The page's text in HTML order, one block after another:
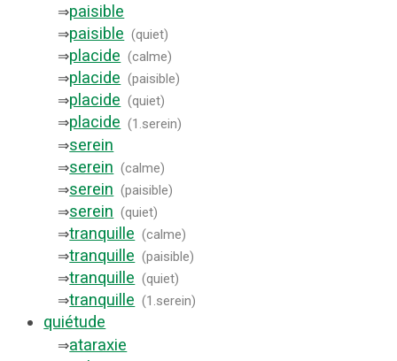
⇒paisible
⇒paisible (quiet)
⇒placide (calme)
⇒placide (paisible)
⇒placide (quiet)
⇒placide (1.serein)
⇒serein
⇒serein (calme)
⇒serein (paisible)
⇒serein (quiet)
⇒tranquille (calme)
⇒tranquille (paisible)
⇒tranquille (quiet)
⇒tranquille (1.serein)
quiétude
⇒ataraxie